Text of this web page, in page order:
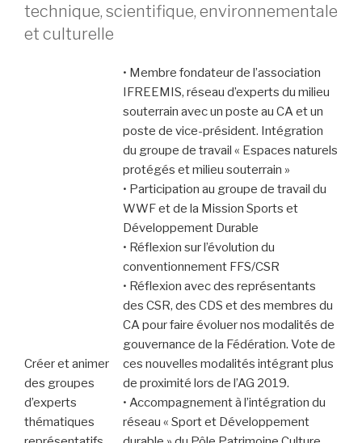
technique, scientifique, environnementale
et culturelle
Créer et animer
des groupes
d’experts
thématiques
• Membre fondateur de l’association
IFREEMIS, réseau d’experts du milieu
souterrain avec un poste au CA et un
poste de vice-président. Intégration
du groupe de travail « Espaces naturels
protégés et milieu souterrain »
• Participation au groupe de travail du
WWF et de la Mission Sports et
Développement Durable
• Réflexion sur l’évolution du
conventionnement FFS/CSR
• Réflexion avec des représentants
des CSR, des CDS et des membres du
CA pour faire évoluer nos modalités de
gouvernance de la Fédération. Vote de
ces nouvelles modalités intégrant plus
de proximité lors de l’AG 2019.
• Accompagnement à l’intégration du
réseau « Sport et Développement